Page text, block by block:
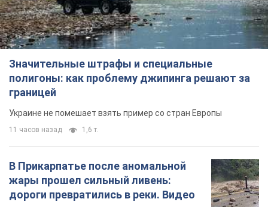
Значительные штрафы и специальные
полигоны: как проблему джипинга решают за
границей
Украине не помешает взять пример со стран Европы
11 часов назад 1,6 т.
В Прикарпатье после аномальной
жары прошел сильный ливень:
дороги превратились в реки. Видео